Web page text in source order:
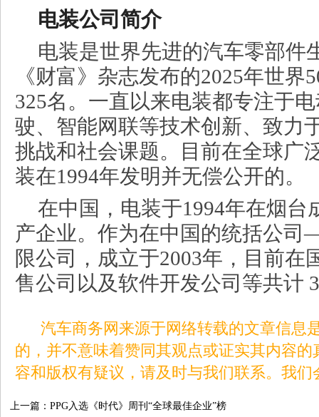
电装公司简介
电装是世界先进的汽车零部件
《财富》杂志发布的2025年世界
325名。一直以来电装都专注于
驶、智能网联等技术创新、致力
挑战和社会课题。目前在全球广
装在1994年发明并无偿公开的。
在中国，电装于1994年在烟台
产企业。作为在中国的统括公
限公司，成立于2003年，目前在
售公司以及软件开发公司等共计
汽车商务网来源于网络转载的文章信息
的，并不意味着赞同其观点或证实其内容
容和版权有疑议，请及时与我们联系。我
上一篇： PPG入选《时代》周刊“全球最佳企业”榜